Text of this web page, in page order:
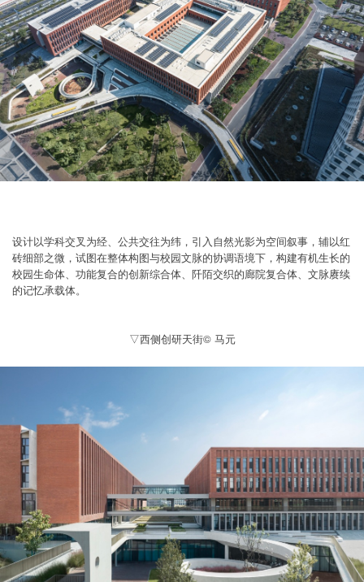
设计以学科交叉为经、公共交往为纬，引入自然光影为空间叙事，辅以红
砖细部之微，试图在整体构图与校园文脉的协调语境下，构建有机生长的
校园生命体、功能复合的创新综合体、阡陌交织的廊院复合体、文脉赓续
的记忆承载体。
▽西侧创研天街© 马元